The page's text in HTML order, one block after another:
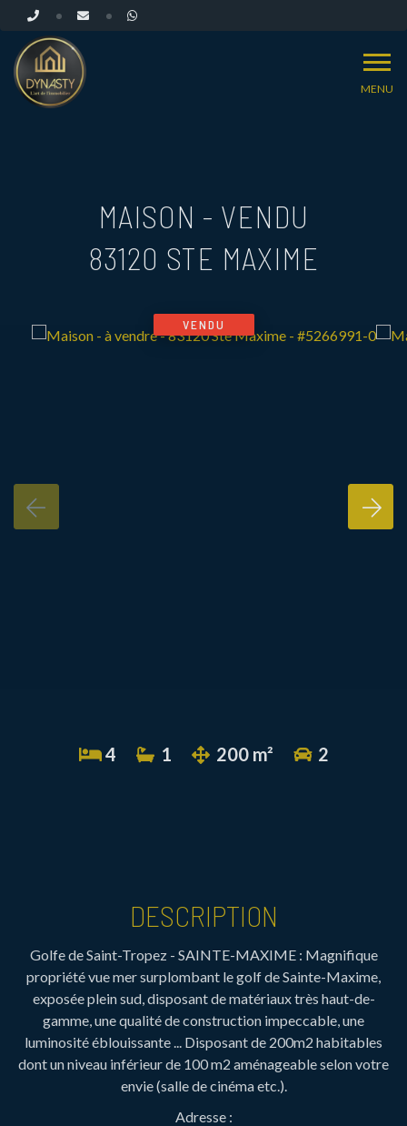
MENU
MAISON - VENDU
83120 STE MAXIME
VENDU
4 1 200 m² 2
DESCRIPTION
Golfe de Saint-Tropez - SAINTE-MAXIME : Magnifique
propriété vue mer surplombant le golf de Sainte-Maxime,
exposée plein sud, disposant de matériaux très haut-de-
gamme, une qualité de construction impeccable, une
luminosité éblouissante ... Disposant de 200m2 habitables
dont un niveau inférieur de 100 m2 aménageable selon votre
envie (salle de cinéma etc.).
Adresse :